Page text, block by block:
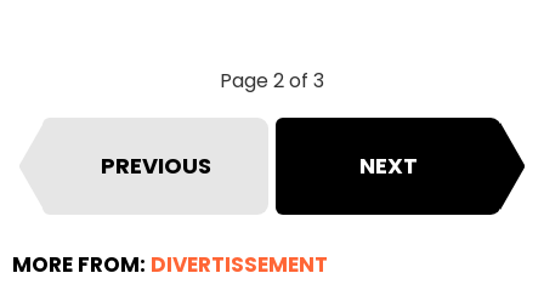
Page 2 of 3
PREVIOUS NEXT
MORE FROM: DIVERTISSEMENT